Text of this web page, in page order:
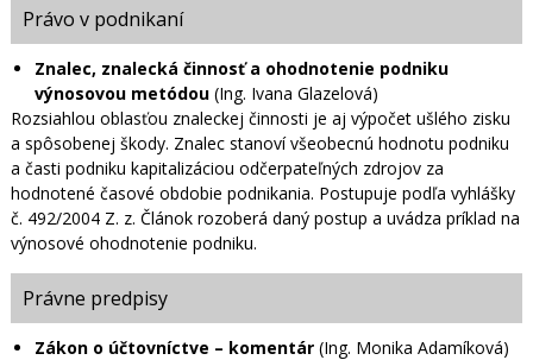
Právo v podnikaní
Znalec, znalecká činnosť a ohodnotenie podniku
výnosovou metódou(Ing. Ivana Glazelová)
Rozsiahlou oblasťou znaleckej činnosti je aj výpočet ušlého zisku
a spôsobenej škody. Znalec stanoví všeobecnú hodnotu podniku
a časti podniku kapitalizáciou odčerpateľných zdrojov za
hodnotené časové obdobie podnikania. Postupuje podľa vyhlášky
č. 492/2004 Z. z. Článok rozoberá daný postup a uvádza príklad na
výnosové ohodnotenie podniku.
Právne predpisy
Zákon o účtovníctve – komentár(Ing. Monika Adamíková)